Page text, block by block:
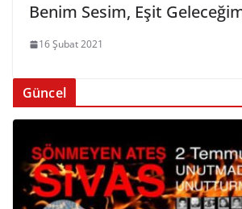
Benim Sesim, Eşit
16 Şubat 2021
Güncel